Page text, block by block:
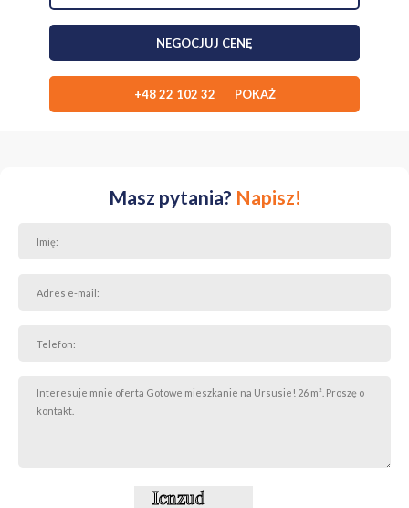
NEGOCJUJ CENĘ
+48 22 102 32 POKAŻ
Masz pytania? Napisz!